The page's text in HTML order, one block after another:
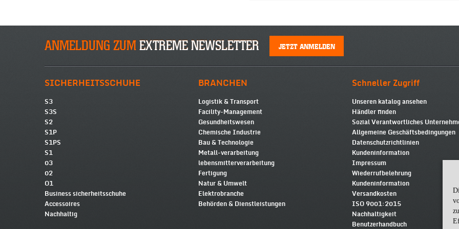
ANMELDUNG ZUMEXTREME NEWSLETTER JETZT ANMELDEN
SICHERHEITSSCHUHE
S3
S3S
S2
S1P
S1PS
S1
03
02
O1
Business sicherheitsschuhe
Accessoires
Nachhaltig
BRANCHEN
Logistik & Transport
Facility-Management
Gesundheitswesen
Chemische Industrie
Bau & Technologie
Metall-verarbeitung
lebensmitterverarbeitung
Fertigung
Natur & Umwelt
Elektrobranche
Behörden & Dienstleistungen
Schneller Zugriff
Unseren katalog ansehen
Händler finden
Sozial Verantwortliches
Allgemeine Geschäftsbedingungen
Datenschutzrichtlinien
Kundeninformation
Impressum
Wiederrufbelehrung
Kundeninformation
Versandkosten
ISO 9001:2015
Nachhaltigkeit
Benutzerhandbuch